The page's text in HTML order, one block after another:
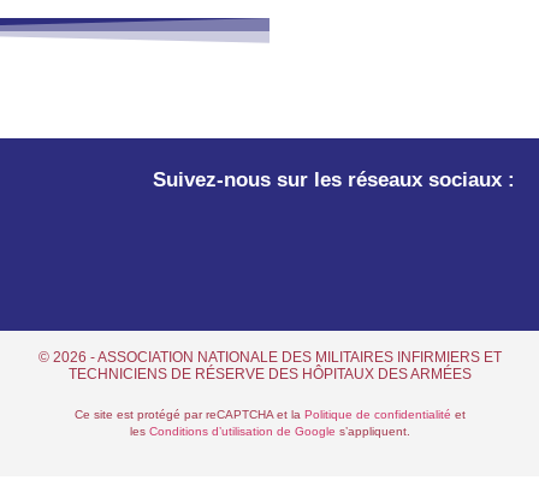
Suivez-nous sur les réseaux sociaux :
© 2026 - ASSOCIATION NATIONALE DES MILITAIRES INFIRMIERS ET
TECHNICIENS DE RÉSERVE DES HÔPITAUX DES ARMÉES
Ce site est protégé par reCAPTCHA et la Politique de confidentialité et
les Conditions d’utilisation de Google s’appliquent.